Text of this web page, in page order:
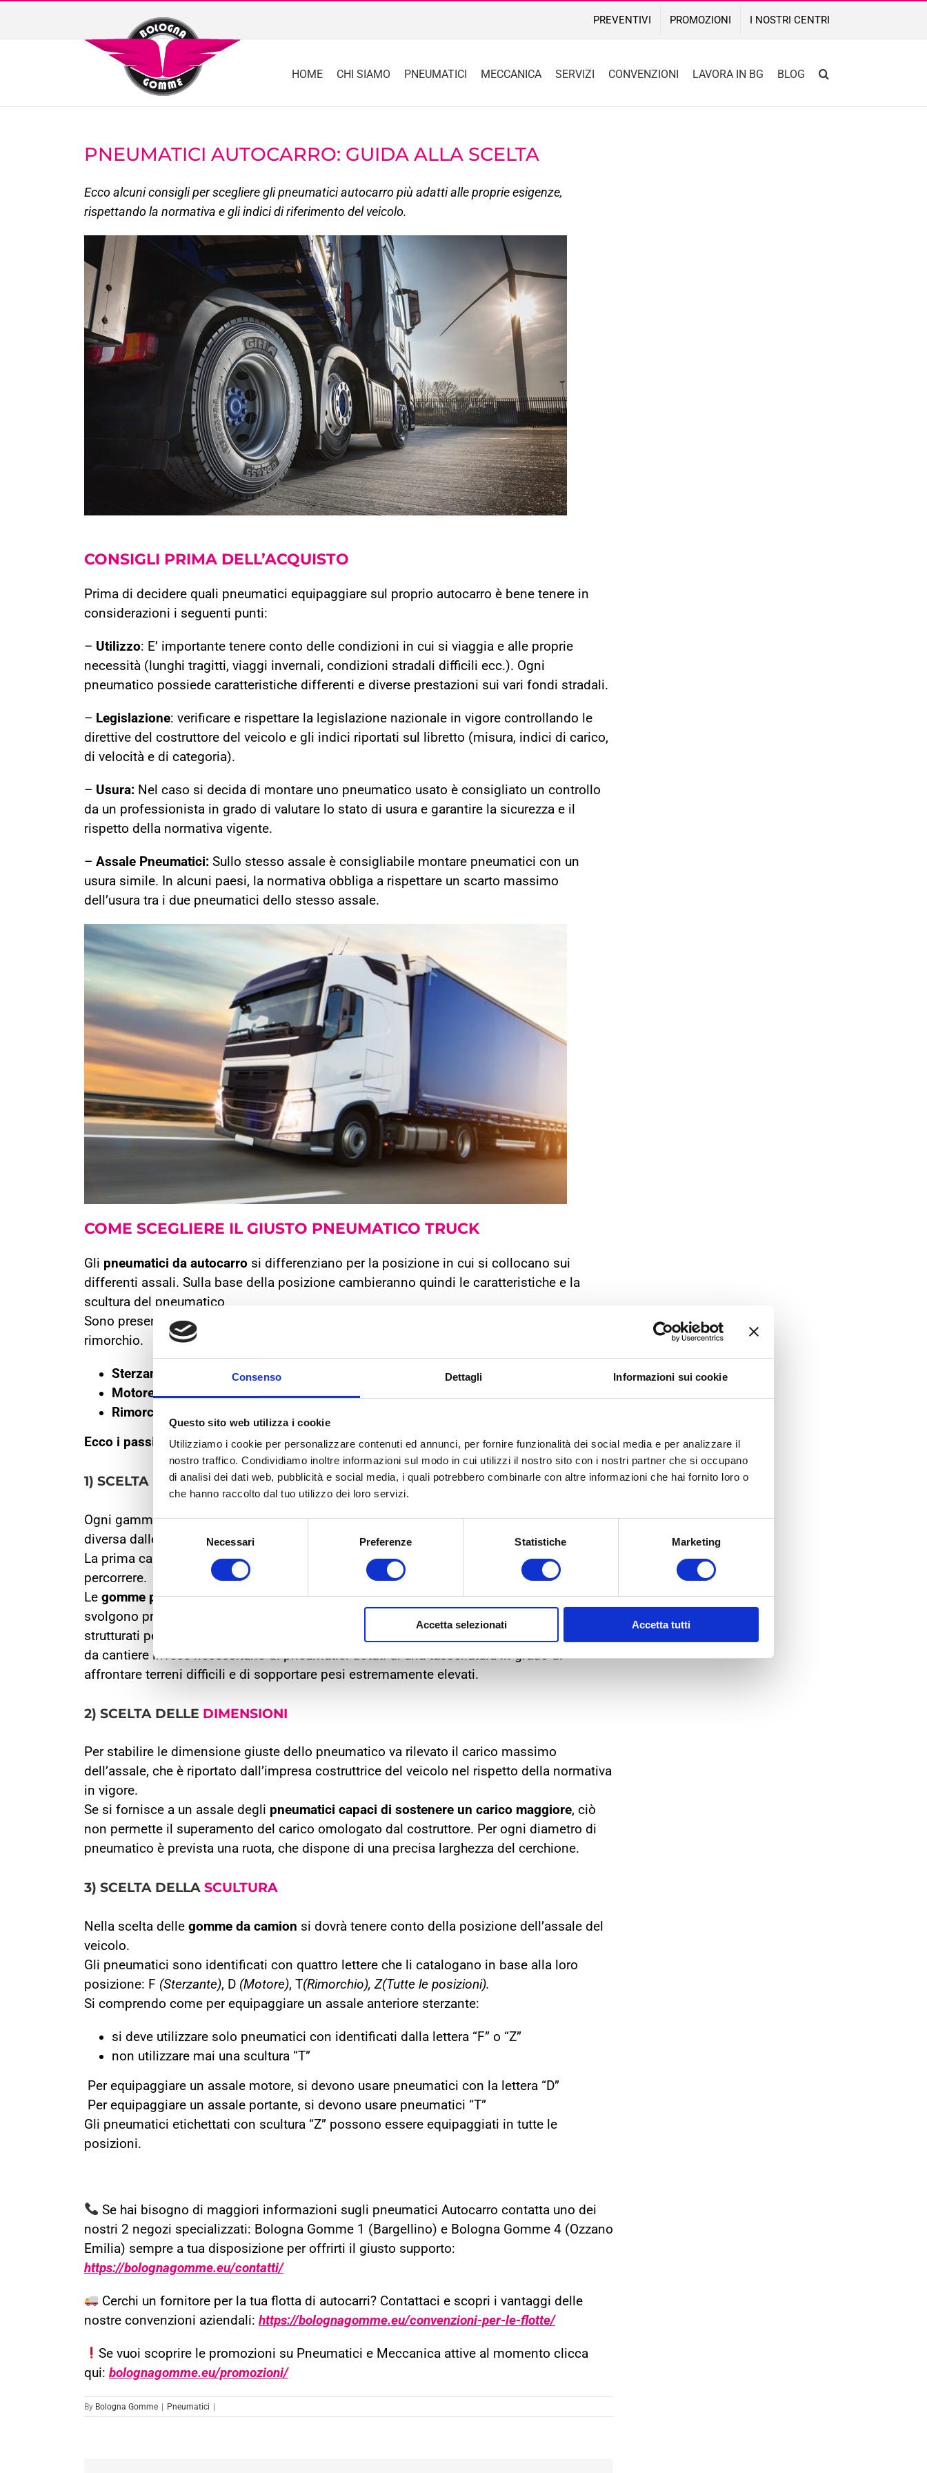
Consenso Dettagli Informazioni sui cookie
Questo sito web utilizza i cookie
Utilizziamo i cookie per personalizzare contenuti ed annunci, per fornire funzionalità dei social media e per analizzare il
nostro traffico. Condividiamo inoltre informazioni sul modo in cui utilizzi il nostro sito con i nostri partner che si occupano
di analisi dei dati web, pubblicità e social media, i quali potrebbero combinarle con altre informazioni che hai fornito loro o
che hanno raccolto dal tuo utilizzo dei loro servizi.
del
Necessari Preferenze Statistiche Marketing
Accetta selezionati Accetta tutti
content
PREVENTIVI PROMOZIONI I NOSTRI CENTRI
HOME CHI SIAMO PNEUMATICI MECCANICA SERVIZI CONVENZIONI LAVORA IN BG BLOG
PNEUMATICI AUTOCARRO: GUIDA ALLA SCELTA
Ecco alcuni consigli per scegliere gli pneumatici autocarro più adatti alle proprie esigenze,
rispettando la normativa e gli indici di riferimento del veicolo.
CONSIGLI PRIMA DELL’ACQUISTO
Prima di decidere quali pneumatici equipaggiare sul proprio autocarro è bene tenere in
considerazioni i seguenti punti:
– Utilizzo: E’ importante tenere conto delle condizioni in cui si viaggia e alle proprie
necessità (lunghi tragitti, viaggi invernali, condizioni stradali difficili ecc.). Ogni
pneumatico possiede caratteristiche differenti e diverse prestazioni sui vari fondi stradali.
– Legislazione: verificare e rispettare la legislazione nazionale in vigore controllando le
direttive del costruttore del veicolo e gli indici riportati sul libretto (misura, indici di carico,
di velocità e di categoria).
– Usura: Nel caso si decida di montare uno pneumatico usato è consigliato un controllo
da un professionista in grado di valutare lo stato di usura e garantire la sicurezza e il
rispetto della normativa vigente.
– Assale Pneumatici: Sullo stesso assale è consigliabile montare pneumatici con un
usura simile. In alcuni paesi, la normativa obbliga a rispettare un scarto massimo
dell’usura tra i due pneumatici dello stesso assale.
COME SCEGLIERE IL GIUSTO PNEUMATICO TRUCK
Gli pneumatici da autocarro si differenziano per la posizione in cui si collocano sui
differenti assali. Sulla base della posizione cambieranno quindi le caratteristiche e la
scultura del pneumatico
Sono presenti tre tipi di assale negli autocarri: assale sterzante, assale motore e assale
rimorchio.
Sterzante
: La coppia di pneumatici anteriori che da manovrabilità al mezzo
Motore: Garantiscono la trazione al mezzo
Rimorchio
Ecco i passi da seguire per scegliere il giusto pneumatico truck:
1) SCELTA PER ILTIPO DI UTILIZZO
Ogni gamma di pneumatici truck possiede una destinazione di utilizzo e una struttura
diversa dalle altre.
La prima caratteristica differenziante è la lunghezza media delle tratte che devono
percorrere.
Le gomme per camion a lunga percorrenzasono progettate per percorsi lunghi che si
svolgono prevalentemente in autostrada. Gli pneumatici
strutturati per mantenere buone performance su diverse tipologie di manti stradali. I mezzi
da cantiere invece necessitano di pneumatici dotati di una tassellatura in grado di
affrontare terreni difficili e di sopportare pesi estremamente elevati.
2) SCELTA DELLE DIMENSIONI
Per stabilire le dimensione giuste dello pneumatico va rilevato il carico massimo
dell’assale, che è riportato dall’impresa costruttrice del veicolo nel rispetto della normativa
in vigore.
Se si fornisce a un assale degli pneumatici capaci di sostenere un carico maggiore, ciò
non permette il superamento del carico omologato dal costruttore. Per ogni diametro di
pneumatico è prevista una ruota, che dispone di una precisa larghezza del cerchione.
3) SCELTA DELLA SCULTURA
Nella scelta delle gomme da camion si dovrà tenere conto della posizione dell’assale del
veicolo.
Gli pneumatici sono identificati con quattro lettere che li catalogano in base alla loro
posizione: F (Sterzante), D (Motore), T(Rimorchio), Z(Tutte le posizioni).
Si comprendo come per equipaggiare un assale anteriore sterzante:
si deve utilizzare solo pneumatici con identificati dalla lettera “F” o “Z”
non utilizzare mai una scultura “T”
Per equipaggiare un assale motore, si devono usare pneumatici con la lettera “D”
Per equipaggiare un assale portante, si devono usare pneumatici “T”
Gli pneumatici etichettati con scultura “Z” possono essere equipaggiati in tutte le
posizioni.
Se hai bisogno di maggiori informazioni sugli pneumatici Autocarro contatta uno dei
nostri 2 negozi specializzati: Bologna Gomme 1 (Bargellino) e Bologna Gomme 4 (Ozzano
Emilia) sempre a tua disposizione per offrirti il giusto supporto:
https://bolognagomme.eu/contatti/
Cerchi un fornitore per la tua flotta di autocarri? Contattaci e scopri i vantaggi delle
nostre convenzioni aziendali: https://bolognagomme.eu/convenzioni-per-le-flotte/
Se vuoi scoprire le promozioni su Pneumatici e Meccanica attive al momento clicca
qui: bolognagomme.eu/promozioni/
By Bologna Gomme | Pneumatici |